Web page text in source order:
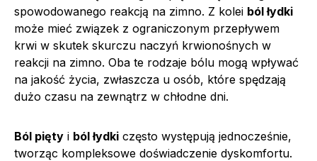
spowodowanego reakcją na zimno. Z kolei ból łydki
może mieć związek z ograniczonym przepływem
krwi w skutek skurczu naczyń krwionośnych w
reakcji na zimno. Oba te rodzaje bólu mogą wpływać
na jakość życia, zwłaszcza u osób, które spędzają
dużo czasu na zewnątrz w chłodne dni.
Ból pięty i ból łydki często występują jednocześnie,
tworząc kompleksowe doświadczenie dyskomfortu.